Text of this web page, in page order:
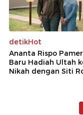
detikHot
Ananta Rispo
Baru Hadiah Ultah
Nikah dengan Siti